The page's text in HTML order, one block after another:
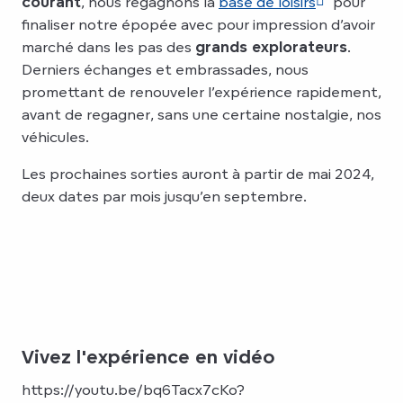
finaliser notre épopée avec pour impression d’avoir
marché dans les pas des grands explorateurs.
Derniers échanges et embrassades, nous
promettant de renouveler l’expérience rapidement,
avant de regagner, sans une certaine nostalgie, nos
véhicules.
Les prochaines sorties auront à partir de mai 2024,
deux dates par mois jusqu’en septembre.
Vivez l'expérience en vidéo
https://youtu.be/bq6Tacx7cKo?